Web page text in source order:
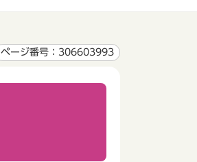
ページ番号：306603993